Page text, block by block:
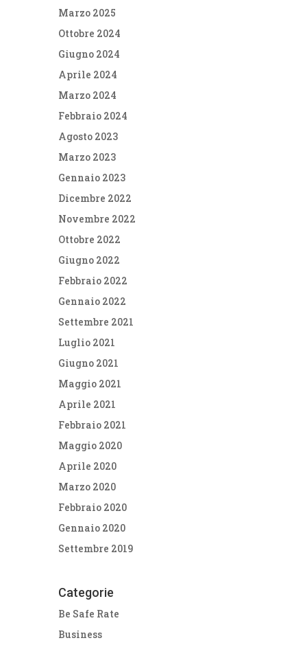
Marzo 2025
Ottobre 2024
Giugno 2024
Aprile 2024
Marzo 2024
Febbraio 2024
Agosto 2023
Marzo 2023
Gennaio 2023
Dicembre 2022
Novembre 2022
Ottobre 2022
Giugno 2022
Febbraio 2022
Gennaio 2022
Settembre 2021
Luglio 2021
Giugno 2021
Maggio 2021
Aprile 2021
Febbraio 2021
Maggio 2020
Aprile 2020
Marzo 2020
Febbraio 2020
Gennaio 2020
Settembre 2019
Categorie
Be Safe Rate
Business